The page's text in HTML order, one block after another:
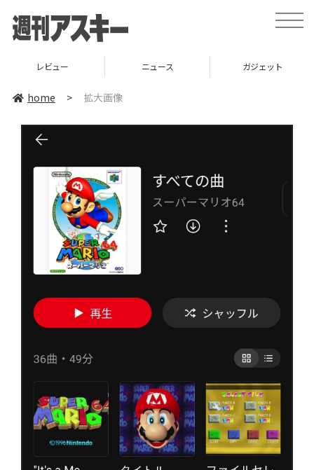
toggle
レビュー ニュース ガジェット
home > 拡大画像